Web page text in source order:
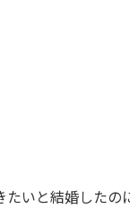
たいと結婚した